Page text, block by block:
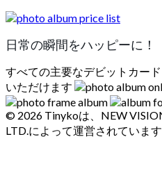
日常の瞬間をハッピーに！
すべての主要なデビットカー
いただけます
© 2026 Tinykoは、NEW
LTD.によって運営されていま